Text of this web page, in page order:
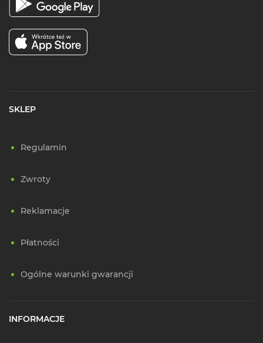
SKLEP
Regulamin
Zwroty
Reklamacje
Płatności
Ogólne warunki gwarancji
INFORMACJE